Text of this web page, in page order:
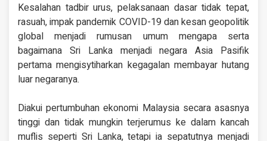
Kesalahan tadbir urus, pelaksanaan dasar tidak tepat,
rasuah, impak pandemik COVID-19 dan kesan geopolitik
global menjadi rumusan umum mengapa serta
bagaimana Sri Lanka menjadi negara Asia Pasifik
pertama mengisytiharkan kegagalan membayar hutang
luar negaranya.
Diakui pertumbuhan ekonomi Malaysia secara asasnya
tinggi dan tidak mungkin terjerumus ke dalam kancah
muflis seperti Sri Lanka, tetapi ia sepatutnya menjadi